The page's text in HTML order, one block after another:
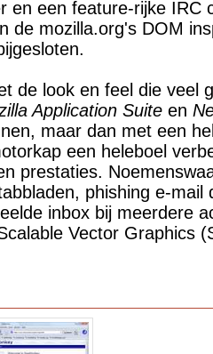
en een feature-rijke IRC
de mozilla.org's DOM
de look en feel die veel
Application Suite en
maar dan met een
een heleboel
prestaties.
phishing e-mail
inbox bij meerdere
Vector Graphics